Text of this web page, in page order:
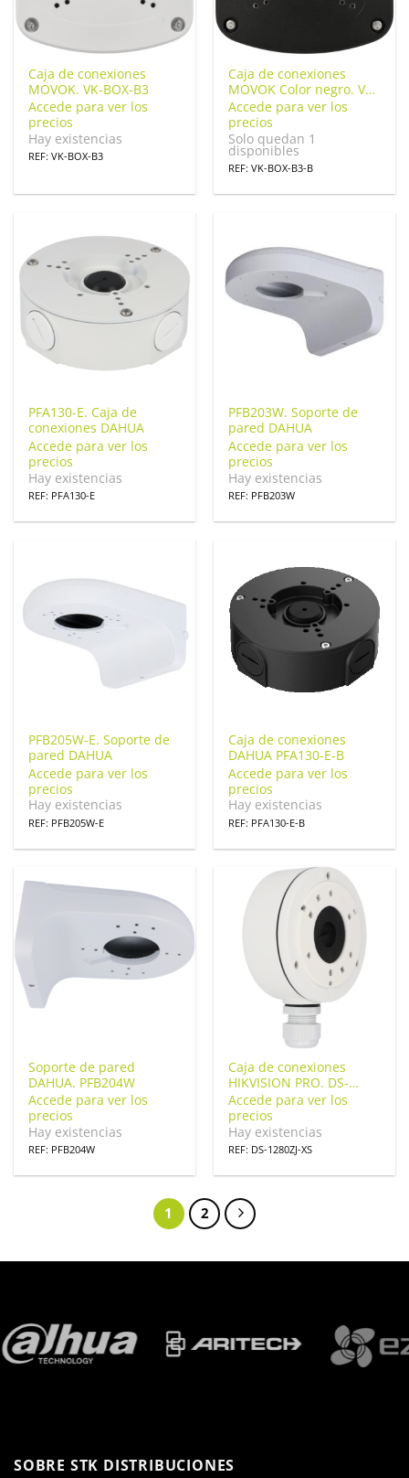
Caja de conexiones
MOVOK. VK-BOX-B3
Accede para ver los
precios
Hay existencias
REF: VK-BOX-B3
Caja de conexiones
MOVOK Color negro. VK-
BOX-B3-B
Accede para ver los
precios
Solo quedan 1
disponibles
REF: VK-BOX-B3-B
PFA130-E. Caja de
conexiones DAHUA
Accede para ver los
precios
Hay existencias
REF: PFA130-E
PFB203W. Soporte de
pared DAHUA
Accede para ver los
precios
Hay existencias
REF: PFB203W
PFB205W-E. Soporte de
pared DAHUA
Accede para ver los
precios
Hay existencias
REF: PFB205W-E
Caja de conexiones
DAHUA PFA130-E-B
Accede para ver los
precios
Hay existencias
REF: PFA130-E-B
Soporte de pared
DAHUA. PFB204W
Accede para ver los
precios
Hay existencias
REF: PFB204W
Caja de conexiones
HIKVISION PRO. DS-
1280ZJ-XS
Accede para ver los
precios
Hay existencias
REF: DS-1280ZJ-XS
1 2
SOBRE STK DISTRIBUCIONES